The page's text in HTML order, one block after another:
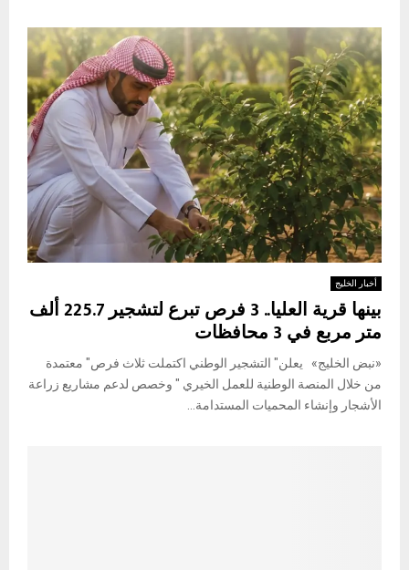
أخبار الخليج
بينها قرية العليا.. 3 فرص تبرع لتشجير 225.7 ألف
متر مربع في 3 محافظات
«نبض الخليج» يعلن" التشجير الوطني اكتملت ثلاث فرص" معتمدة
من خلال المنصة الوطنية للعمل الخيري " وخصص لدعم مشاريع زراعة
الأشجار وإنشاء المحميات المستدامة...